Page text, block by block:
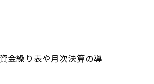
金繰り表や月次決算の導